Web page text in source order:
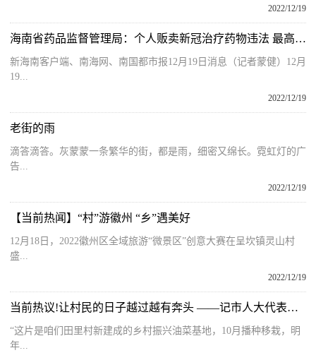
2022/12/19
海南省药品监督管理局：个人贩卖新冠治疗药物违法 最高处货值金额30倍罚款
新海南客户端、南海网、南国都市报12月19日消息（记者蒙健）12月
19...
2022/12/19
老街的雨
滴答滴答。灰蒙蒙一条繁华的街，都是雨，细密又绵长。霓虹灯的广
告...
2022/12/19
【当前热闻】“村”游徽州 “乡”遇美好
12月18日，2022徽州区全域旅游“微景区”创意大赛在呈坎镇灵山村
盛...
2022/12/19
当前热议!让村民的日子越过越有奔头 ——记市人大代表章文静
“这片是咱们田里村新建成的乡村振兴油菜基地，10月播种移栽，明
年...